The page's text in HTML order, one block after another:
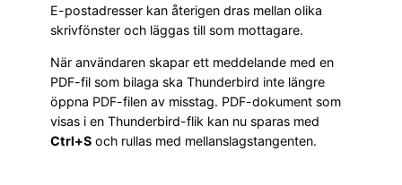
E-postadresser kan återigen dras mellan olika
skrivfönster och läggas till som mottagare.
När användaren skapar ett meddelande med en
PDF-fil som bilaga ska Thunderbird inte längre
öppna PDF-filen av misstag. PDF-dokument som
visas i en Thunderbird-flik kan nu sparas med
Ctrl+S och rullas med mellanslagstangenten.